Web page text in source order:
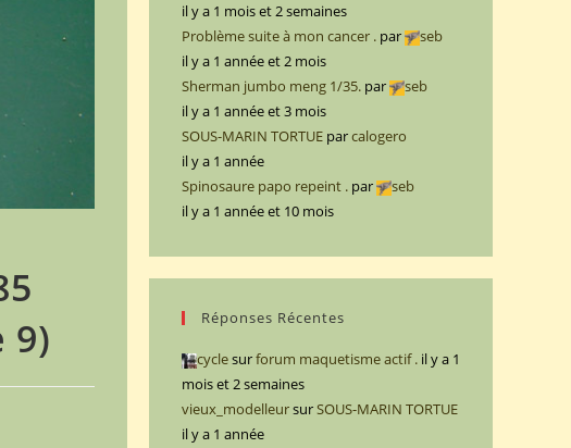
9)
il y a 1 mois et 2 semaines
Problème suite à mon cancer . par
seb
il y a 1 année et 2 mois
Sherman jumbo meng 1/35. par
seb
il y a 1 année et 3 mois
SOUS-MARIN TORTUE parcalogero
il y a 1 année
Spinosaure papo repeint . par
seb
il y a 1 année et 10 mois
Réponses Récentes
cyclesurforum maquetisme actif . il y a 1
mois et 2 semaines
vieux_modelleursurSOUS-MARIN TORTUE
il y a 1 année